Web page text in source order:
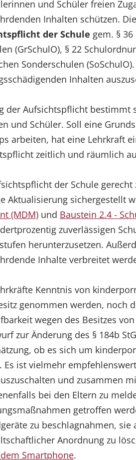
und Schüler freien
Inhalten schützen.
der Schule gem. §
(GrSchulO), § 22
Sonderschulen
Inhalten
der Aufsichtspflicht bestimmt
und Schüler. Soll eine
arbeiten, hat eine Lehrkraft
zeitlich und räumlich
der Schule
Aktualisierung sichergestellt
(MDM) und Baustein 2.4 -
zuverlässigen
herunterzusetzen.
Inhalte verbreitet
Kenntnis von
genommen werden, noch
wegen des Besitzes
zur Änderung des § 184b
ob es sich um
Es ist vielmehr
und zusammen
bei den Eltern zu
getroffen
zu beschlagnahmen,
Anordnung zu
Smartphone.